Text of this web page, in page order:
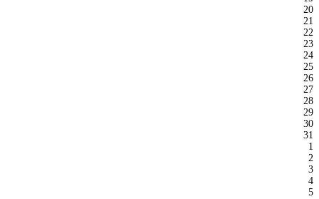
20
21
22
23
24
25
26
27
28
29
30
31
1
2
3
4
5